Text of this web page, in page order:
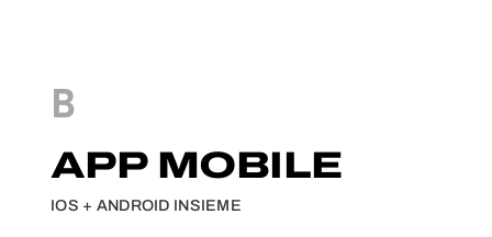
B
APP MOBILE
IOS + ANDROID INSIEME